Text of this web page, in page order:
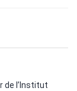
de l’Institut